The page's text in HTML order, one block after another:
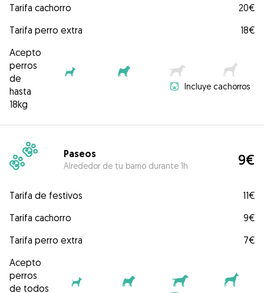
Tarifa cachorro
20€
Tarifa perro extra
18€
Acepto
perros
de
hasta
18kg
Incluye cachorros
Paseos
Alrededor de tu barrio durante 1h 9€
Tarifa de festivos
11€
Tarifa cachorro
9€
Tarifa perro extra
7€
Acepto
perros
de todos